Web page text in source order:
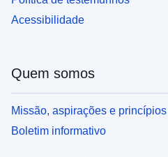
Acessibilidade
Quem somos
Missão, aspirações e princípios
Boletim informativo